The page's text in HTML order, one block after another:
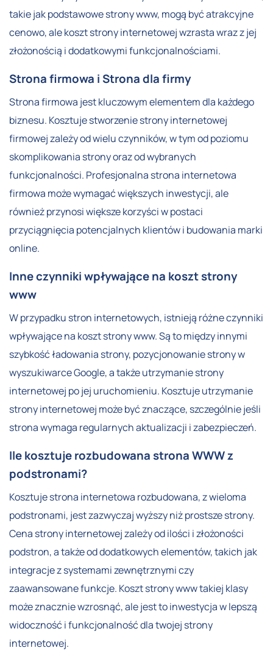
takie jak podstawowe strony www, mogą być atrakcyjne
cenowo, ale koszt strony internetowej wzrasta wraz z jej
złożonością i dodatkowymi funkcjonalnościami.
Strona firmowa i Strona dla firmy
Strona firmowa jest kluczowym elementem dla każdego
biznesu. Kosztuje stworzenie strony internetowej
firmowej zależy od wielu czynników, w tym od poziomu
skomplikowania strony oraz od wybranych
funkcjonalności. Profesjonalna strona internetowa
firmowa może wymagać większych inwestycji, ale
również przynosi większe korzyści w postaci
przyciągnięcia potencjalnych klientów i budowania marki
online.
Inne czynniki wpływające na koszt strony
www
W przypadku stron internetowych, istnieją różne czynniki
wpływające na koszt strony www. Są to między innymi
szybkość ładowania strony, pozycjonowanie strony w
wyszukiwarce Google, a także utrzymanie strony
internetowej po jej uruchomieniu. Kosztuje utrzymanie
strony internetowej może być znaczące, szczególnie jeśli
strona wymaga regularnych aktualizacji i zabezpieczeń.
Ile kosztuje rozbudowana strona WWW z
podstronami?
Kosztuje strona internetowa rozbudowana, z wieloma
podstronami, jest zazwyczaj wyższy niż prostsze strony.
Cena strony internetowej zależy od ilości i złożoności
podstron, a także od dodatkowych elementów, takich jak
integracje z systemami zewnętrznymi czy
zaawansowane funkcje. Koszt strony www takiej klasy
może znacznie wzrosnąć, ale jest to inwestycja w lepszą
widoczność i funkcjonalność dla twojej strony
internetowej.